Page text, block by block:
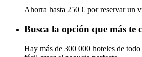
Ahorra hasta 250 € por reservar un
Busca la opción que más te
Hay más de 300 000 hoteles de